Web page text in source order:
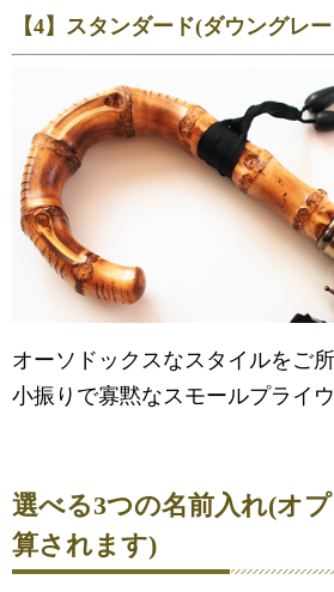
【4】スタンダード(ダウングレ
オーソドックスなスタイルをご
小振りで寡黙なスモールプライウ
選べる3つの名前入れ(オ
算されます)